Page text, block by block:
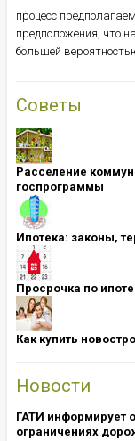
процесс
предположения, что
большей
Советы
Расселение
госпрограммы
Ипотека: ​​​​​​​законы,
Просрочка по
Как купить
Новости
ГАТИ информирует
ограничениях